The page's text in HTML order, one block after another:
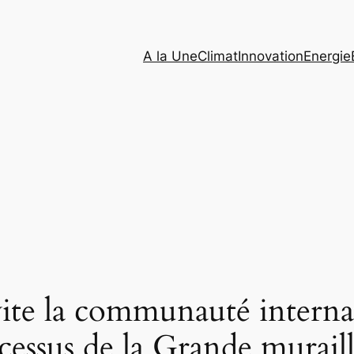
A la UneClimatInnovationEnergie
la communauté